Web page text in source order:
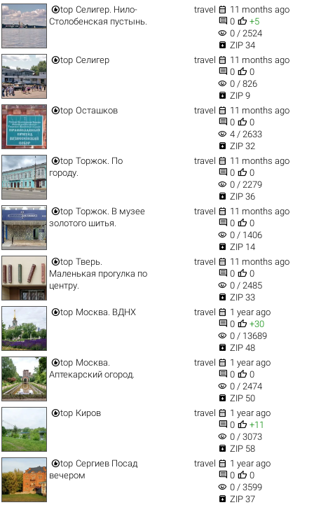
top Селигер. Нило-
Столобенская пустынь.
travel  11 months ago
 0  +5
visibility 0 / 2524
 ZIP 34
top Селигер travel  11 months ago
 0  0
visibility 0 / 826
 ZIP 9
top Осташков travel  11 months ago
 0  0
visibility 4 / 2633
 ZIP 32
top Торжок. По
городу.
travel  11 months ago
 0  0
visibility 0 / 2279
 ZIP 36
top Торжок. В музее
золотого шитья.
travel  11 months ago
 0  0
visibility 0 / 1406
 ZIP 14
top Тверь.
Маленькая прогулка по
центру.
travel  11 months ago
 0  0
visibility 0 / 2485
 ZIP 33
top Москва. ВДНХ travel  1 year ago
 0  +30
visibility 0 / 13689
 ZIP 48
top Москва.
Аптекарский огород.
travel  1 year ago
 0  0
visibility 0 / 2474
 ZIP 50
top Киров travel  1 year ago
 0  +11
visibility 0 / 3073
 ZIP 58
top Сергиев Посад
вечером
travel  1 year ago
 0  0
visibility 0 / 3599
 ZIP 37